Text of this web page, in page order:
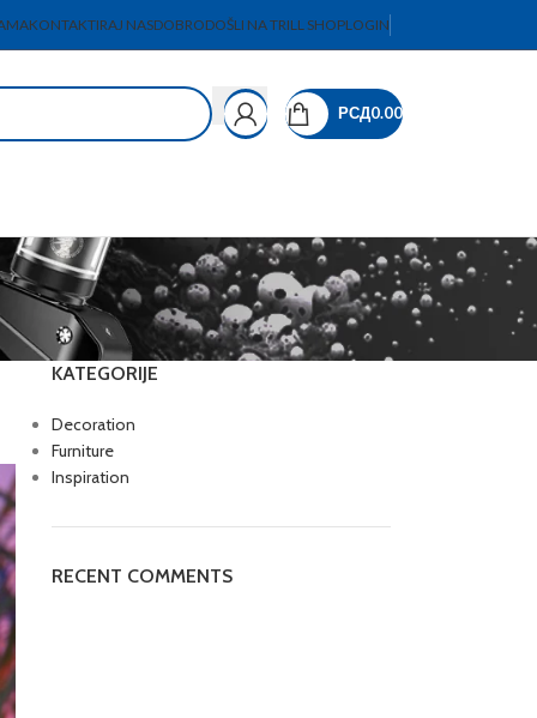
KONTAKTIRAJ NASDOBRODOŠLI NA TRILL SHOPLOGIN
РСД0.00
KATEGORIJE
Decoration
Furniture
Inspiration
RECENT COMMENTS